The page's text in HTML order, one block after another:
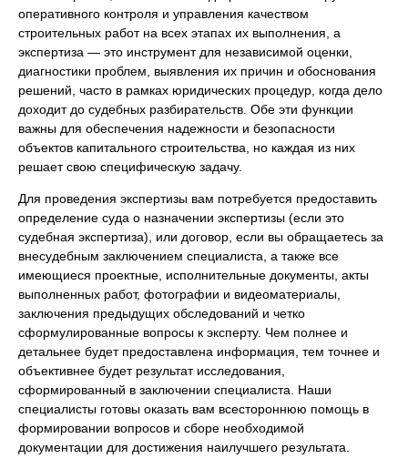
оперативного контроля и управления качеством
строительных работ на всех этапах их выполнения, а
экспертиза — это инструмент для независимой оценки,
диагностики проблем, выявления их причин и обоснования
решений, часто в рамках юридических процедур, когда дело
доходит до судебных разбирательств. Обе эти функции
важны для обеспечения надежности и безопасности
объектов капитального строительства, но каждая из них
решает свою специфическую задачу.
Для проведения экспертизы вам потребуется предоставить
определение суда о назначении экспертизы (если это
судебная экспертиза), или договор, если вы обращаетесь за
внесудебным заключением специалиста, а также все
имеющиеся проектные, исполнительные документы, акты
выполненных работ, фотографии и видеоматериалы,
заключения предыдущих обследований и четко
сформулированные вопросы к эксперту. Чем полнее и
детальнее будет предоставлена информация, тем точнее и
объективнее будет результат исследования,
сформированный в заключении специалиста. Наши
специалисты готовы оказать вам всестороннюю помощь в
формировании вопросов и сборе необходимой
документации для достижения наилучшего результата.